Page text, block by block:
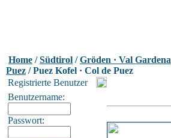
Home /Südtirol /Gröden · Val Gardena
Puez / Puez Kofel · Col de Puez
Registrierte Benutzer
Benutzername:
Passwort: